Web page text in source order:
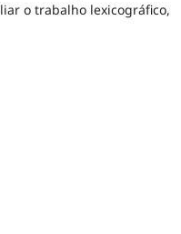
o trabalho lexicográfico,